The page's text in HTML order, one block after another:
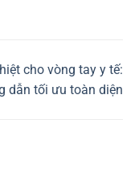
cho vòng tay y tế:
dẫn tối ưu toàn diện